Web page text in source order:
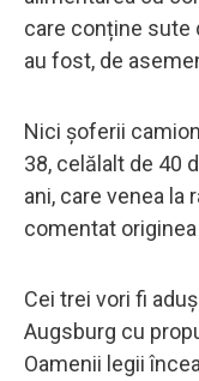
care conține sute
au fost, de
Nici șoferii
38, celălalt de 40
ani, care venea la
comentat
Cei trei vori fi
Augsburg cu
Oamenii legii